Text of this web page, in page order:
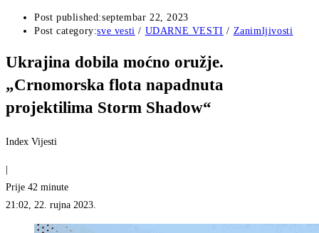
Post published:septembar 22, 2023
Post category:sve vesti / UDARNE VESTI / Zanimljivosti
Ukrajina dobila moćno oružje.
„Crnomorska flota napadnuta
projektilima Storm Shadow“
Index Vijesti
Prije 42 minute
21:02, 22. rujna 2023.